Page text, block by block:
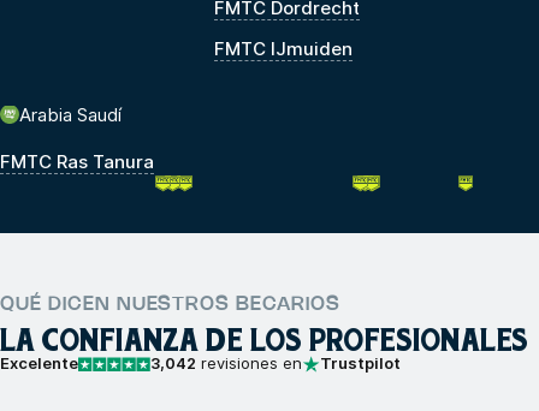
FMTC Dordrecht
FMTC IJmuiden
Arabia Saudí
FMTC Ras Tanura
QUÉ DICEN NUESTROS BECARIOS
LA CONFIANZA DE LOS PROFESIONALES
Excelente 3,042 revisiones en Trustpilot